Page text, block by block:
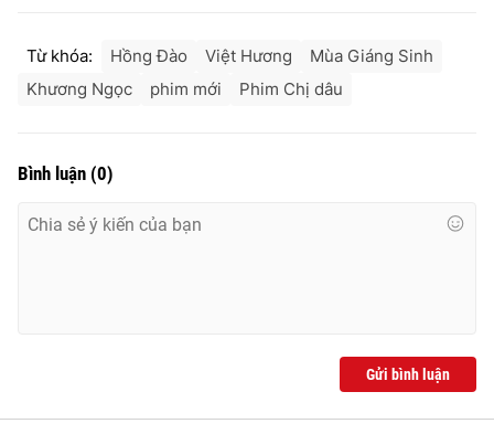
Từ khóa: Hồng Đào Việt Hương
Mùa Giáng Sinh
Khương Ngọc
phim mới Phim Chị dâu
Bình luận (0)
Gửi bình luận